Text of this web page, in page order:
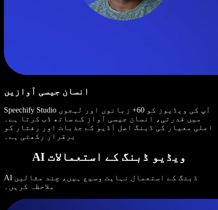
انسان جیسی آوازیں
Speechify Studio آپ کی ویڈیوز کو 60+ زبانوں اور لہجوں
میں قدرتی، انسان جیسی آواز کے ساتھ ڈب کرتا ہے۔
اعلی معیار کی ڈبنگ اصل آڈیو کے جذبات اور رفتار کو
برقرار رکھتی ہے۔
AI ویڈیو ڈبنگ کے استعمالات
AI ڈبنگ کے استعمال نہایت وسیع ہیں، چند مثالیں
ملاحظہ کریں۔